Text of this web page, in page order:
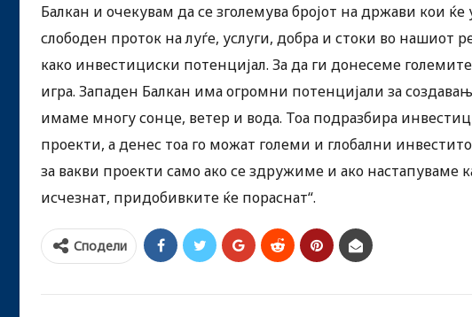
Балкан и очекувам да се зголемува бројот на држави кои
слободен проток на луѓе, услуги, добра и стоки во нашиот
како инвестициски потенцијал. За да ги донесеме
игра. Западен Балкан има огромни потенцијали за
имаме многу сонце, ветер и вода. Тоа подразбира
проекти, а денес тоа го можат големи и глобални
за вакви проекти само ако се здружиме и ако настапуваме
исчезнат, придобивките ќе пораснат“.
Сподели